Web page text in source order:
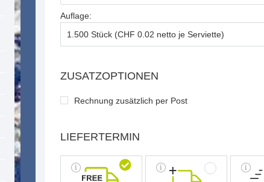
Auflage:
ZUSATZOPTIONEN
Rechnung zusätzlich per Post
LIEFERTERMIN